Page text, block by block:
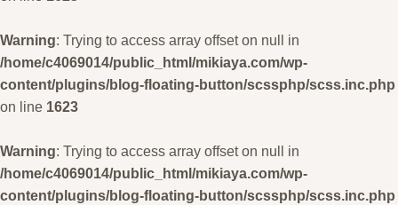
Warning: Trying to access array offset on null in
/home/c4069014/public_html/mikiaya.com/wp-
content/plugins/blog-floating-button/scssphp/scss.inc.php
on line 1623
Warning: Trying to access array offset on null in
/home/c4069014/public_html/mikiaya.com/wp-
content/plugins/blog-floating-button/scssphp/scss.inc.php